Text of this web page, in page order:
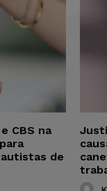
CBS na
de